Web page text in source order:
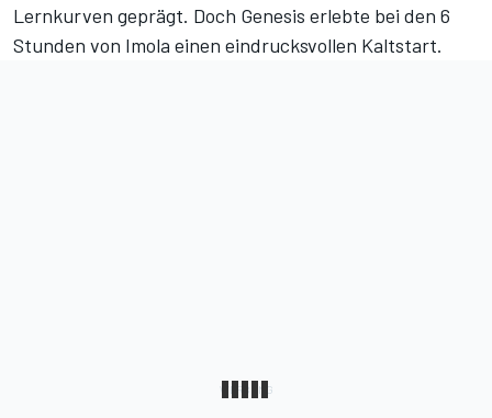
Lernkurven geprägt. Doch Genesis erlebte bei den 6
Stunden von Imola einen eindrucksvollen Kaltstart.